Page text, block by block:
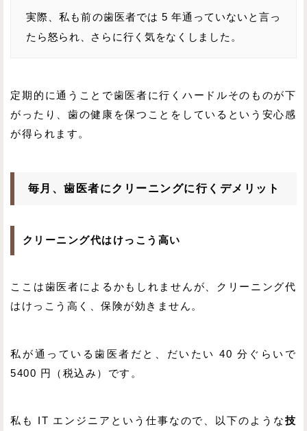
実際、私も前の歯医者では 5 年通っていないと言っ
たら怒られ、さらに行く気をなくしました。
定期的に通うことで歯医者に行くハードルそのものが下
がったり、歯の健康を保つことをしているという安心感
が得られます。
毎月、歯医者にクリーニングに行くデメリット
クリーニング代はけっこう高い
ここは歯医者によるかもしれませんが、クリーニング代
はけっこう高く、保険が効きません。
私が通っている歯医者だと、だいたい 40 分ぐらいで
5400 円（税込み）です。
私も IT エンジニアという仕事なので、以下のような技